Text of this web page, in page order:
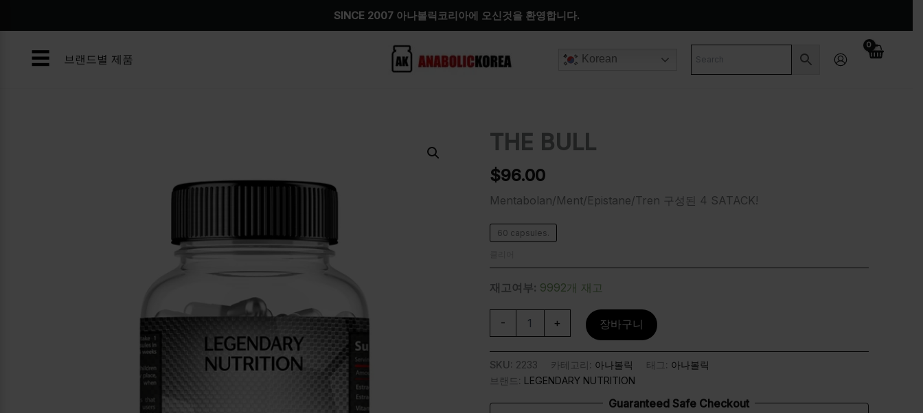
SINCE 2007 아나볼릭코리아에 오신것을 환영합니다.
☰ 브랜드별 제품 Korean
THE BULL
$96.00
Mentabolan/Ment/Epistane/Tren 구성된 4 SATACK!
60 capsules.
재고여부: 9992개 재고
-
THE
BULL
량
+ 장바구니
SKU: 2233 카테고리: 아나볼릭 태그: 아나볼릭
브랜드: LEGENDARY NUTRITION
Guaranteed Safe Checkout